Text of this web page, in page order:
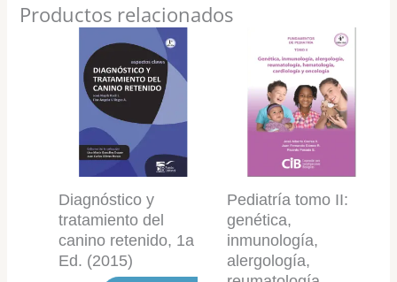
Productos relacionados
Diagnóstico y
tratamiento del
canino retenido, 1a
Ed. (2015)
Pediatría tomo II:
genética,
inmunología,
alergología,